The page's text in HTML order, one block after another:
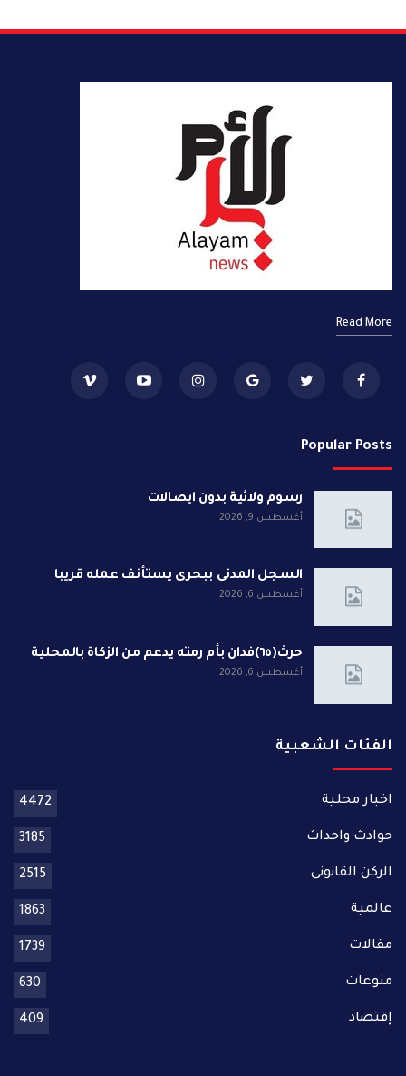
Read More
Popular Posts
رسوم ولائية بدون ايصالات
أغسطس 9, 2026
السجل المدنى ببحرى يستأنف عمله قريبا
أغسطس 6, 2026
حرث(٦٥)فدان بأم رمته يدعم من الزكاة بالمحلية
أغسطس 6, 2026
الفئات الشعبية
اخبار محلية 4472
حوادث واحداث 3185
الركن القانونى 2515
عالمية 1863
مقالات 1739
منوعات 630
إقتصاد 409